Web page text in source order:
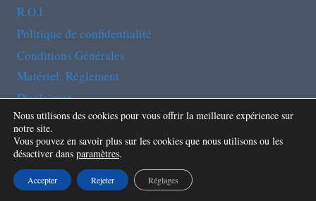
R.O.I.
Politique de confidentialité
Conditions Générales
Matériel: Réglement
Disclaimer
© 2026 Club Alpin Belge Namur-Luxembourg A.S.B.L
Site web réalisé grâce à Al Lègne
tous droits réservés
Nous utilisons des cookies pour vous offrir la meilleure expérience sur
notre site.
Vous pouvez en savoir plus sur les cookies que nous utilisons ou les
désactiver dans paramètres.
Accepter Rejeter Réglages